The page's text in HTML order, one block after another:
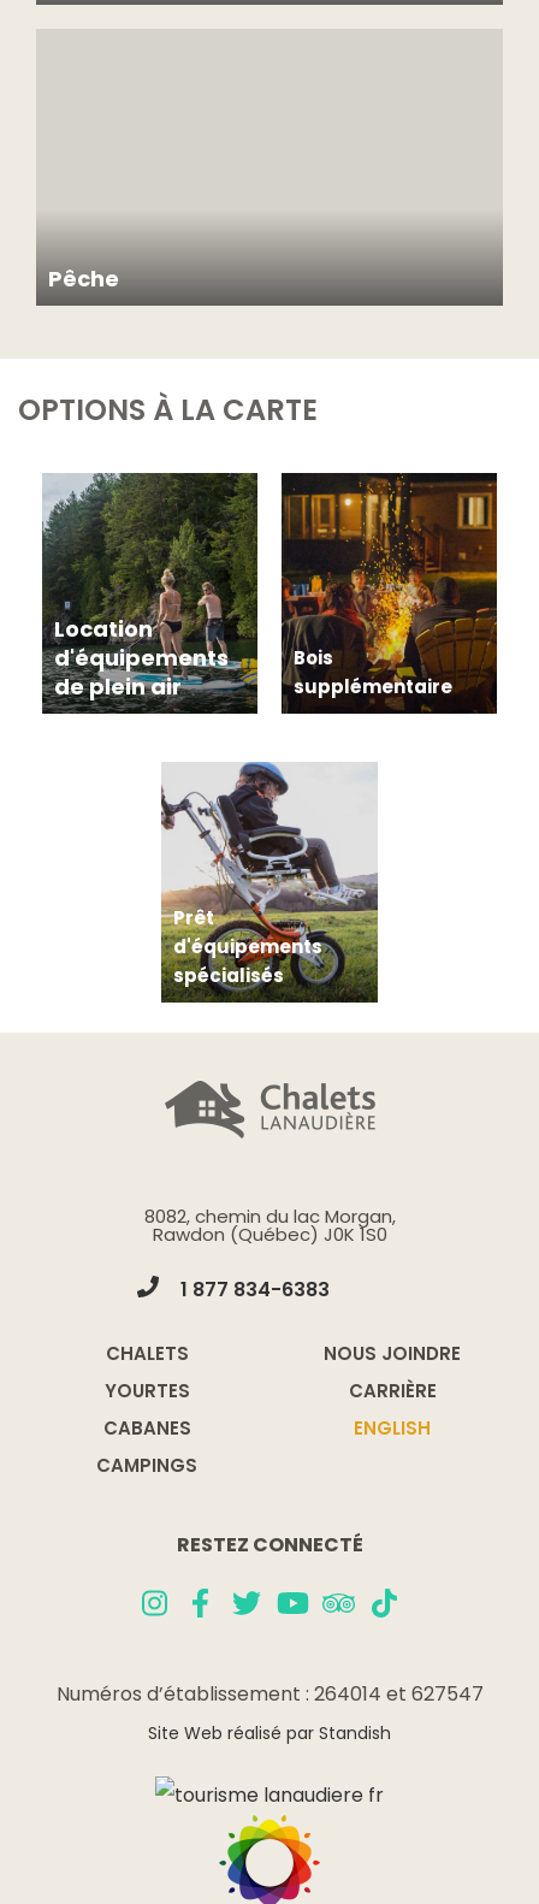
Pêche
durant votre séjour. N’oubliez pas d’apporter votre
OPTIONS À LA CARTE
Location
d'équipements
de plein air
Bois
supplémentaire
feux de camp
Prêt
d'équipements
spécialisés
8082, chemin du lac Morgan,
Rawdon (Québec) J0K 1S0
1 877 834-6383
CHALETS
YOURTES
CABANES
CAMPINGS
NOUS JOINDRE
CARRIÈRE
ENGLISH
RESTEZ CONNECTÉ
Numéros d’établissement : 264014 et 627547
Site Web réalisé par Standish